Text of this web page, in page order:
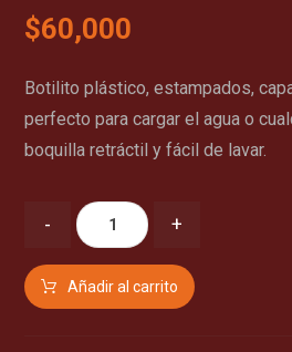
$60,000
Botilito plástico, estampados,
perfecto para cargar el agua o
boquilla retráctil y fácil de lavar.
- +
Añadir al carrito